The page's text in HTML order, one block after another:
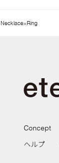
Necklace×Ring
Concept
ヘルプ